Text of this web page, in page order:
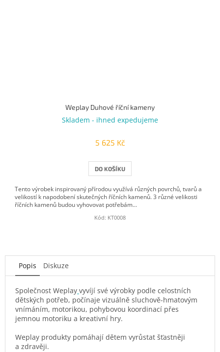
Weplay Duhové říční kameny
Skladem - ihned expedujeme
5 625 Kč
DO KOŠÍKU
Tento výrobek inspirovaný přírodou využívá různých povrchů, tvarů a
velikostí k napodobení skutečných říčních kamenů. 3 různé velikosti
říčních kamenů budou vyhovovat potřebám...
Kód: KT0008
Popis Diskuze
Společnost Weplay vyvíjí své výrobky podle celostních
dětských potřeb, počínaje vizuálně sluchově-hmatovým
vnímáním, motorikou, pohybovou koordinací přes
jemnou motoriku a kreativní hry.
Weplay produkty pomáhají dětem vyrůstat šťastněji
a zdravěji.